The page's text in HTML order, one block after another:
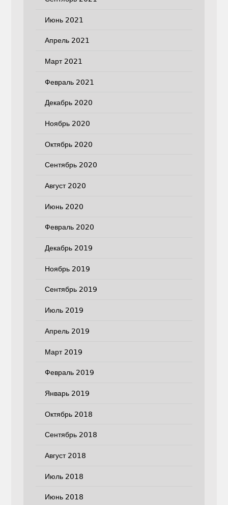
Июнь 2021
Апрель 2021
Март 2021
Февраль 2021
Декабрь 2020
Ноябрь 2020
Октябрь 2020
Сентябрь 2020
Август 2020
Июнь 2020
Февраль 2020
Декабрь 2019
Ноябрь 2019
Сентябрь 2019
Июль 2019
Апрель 2019
Март 2019
Февраль 2019
Январь 2019
Октябрь 2018
Сентябрь 2018
Август 2018
Июль 2018
Июнь 2018